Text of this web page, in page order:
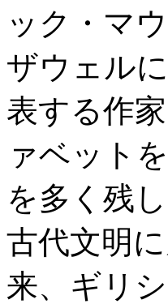
ック・マ
ザウェル
表する作
ァベット
を多く残
古代文明
来、ギリ